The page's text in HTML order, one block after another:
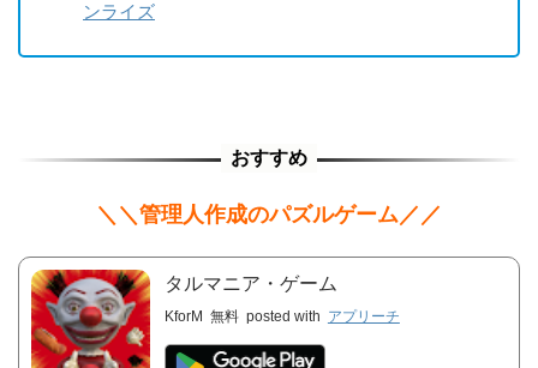
ンライズ
＼＼管理人作成のパズルゲーム／／
タルマニア・ゲーム
KforM 無料 posted with アプリーチ